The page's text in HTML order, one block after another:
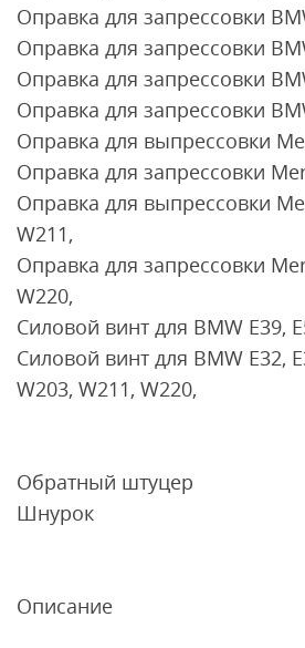
Оправка для запрессовки
Оправка для запрессовки
Оправка для запрессовки
Оправка для запрессовки
Оправка для выпрессовки
Оправка для запрессовки
Оправка для выпрессовки
W211,
Оправка для запрессовки
W220,
Силовой винт для BMW E39,
Силовой винт для BMW E32,
W203, W211, W220,
Обратный штуцер
Шнурок
Описание